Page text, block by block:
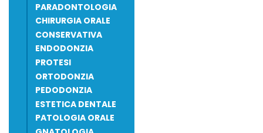
PARADONTOLOGIA
CHIRURGIA ORALE
CONSERVATIVA
ENDODONZIA
PROTESI
ORTODONZIA
PEDODONZIA
ESTETICA DENTALE
PATOLOGIA ORALE